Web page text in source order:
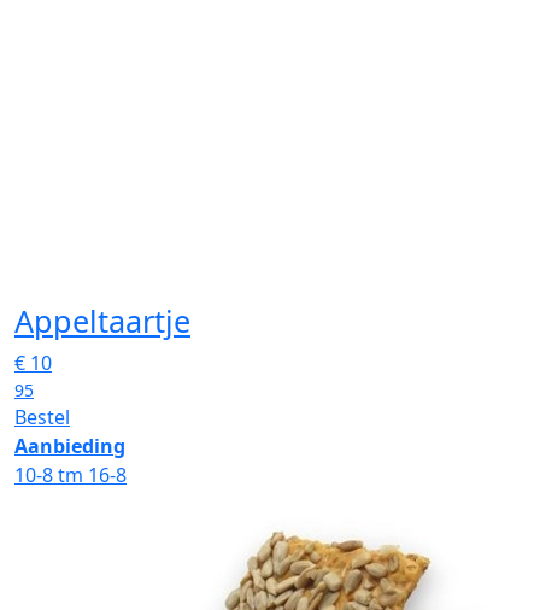
Appeltaartje
€ 10
95
Bestel
Aanbieding
10-8 tm 16-8